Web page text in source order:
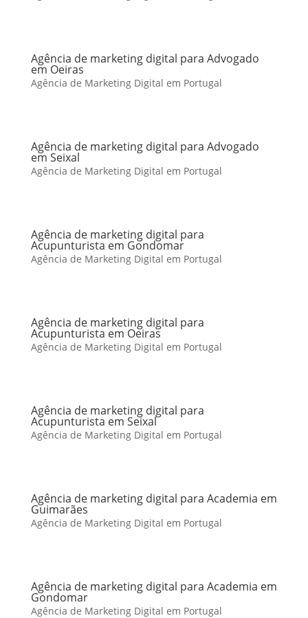
Agência de marketing digital para Advogado
em Oeiras
Agência de Marketing Digital em Portugal
Agência de marketing digital para Advogado
em Seixal
Agência de Marketing Digital em Portugal
Agência de marketing digital para
Acupunturista em Gondomar
Agência de Marketing Digital em Portugal
Agência de marketing digital para
Acupunturista em Oeiras
Agência de Marketing Digital em Portugal
Agência de marketing digital para
Acupunturista em Seixal
Agência de Marketing Digital em Portugal
Agência de marketing digital para Academia em
Guimarães
Agência de Marketing Digital em Portugal
Agência de marketing digital para Academia em
Gondomar
Agência de Marketing Digital em Portugal